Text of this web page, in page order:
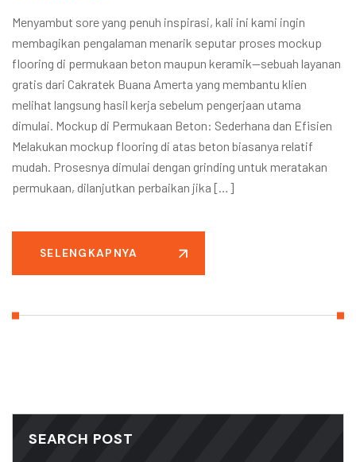
Menyambut sore yang penuh inspirasi, kali ini kami ingin
membagikan pengalaman menarik seputar proses mockup
flooring di permukaan beton maupun keramik—sebuah layanan
gratis dari Cakratek Buana Amerta yang membantu klien
melihat langsung hasil kerja sebelum pengerjaan utama
dimulai. Mockup di Permukaan Beton: Sederhana dan Efisien
Melakukan mockup flooring di atas beton biasanya relatif
mudah. Prosesnya dimulai dengan grinding untuk meratakan
permukaan, dilanjutkan perbaikan jika […]
SELENGKAPNYA
SEARCH POST